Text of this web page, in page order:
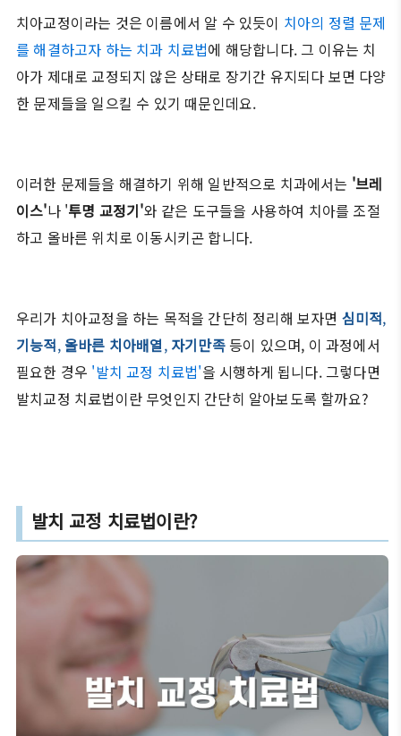
치아교정이라는 것은 이름에서 알 수 있듯이 치아의 정렬 문제
를 해결하고자 하는 치과 치료법에 해당합니다. 그 이유는 치
아가 제대로 교정되지 않은 상태로 장기간 유지되다 보면 다양
한 문제들을 일으킬 수 있기 때문인데요.
이러한 문제들을 해결하기 위해 일반적으로 치과에서는 '브레
이스'나 '투명 교정기'와 같은 도구들을 사용하여 치아를 조절
하고 올바른 위치로 이동시키곤 합니다.
우리가 치아교정을 하는 목적을 간단히 정리해 보자면 심미적,
기능적,올바른 치아배열,자기만족등이 있으며, 이 과정에서
필요한 경우 '발치 교정 치료법'을 시행하게 됩니다. 그렇다면
발치교정 치료법이란 무엇인지 간단히 알아보도록 할까요?
발치 교정 치료법이란?